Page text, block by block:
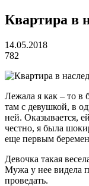
Квартира в
14.05.2018
782
Лежала я как – то в
там с девушкой, в
ней. Оказывается,
честно, я была
еще первым
Девочка такая
Мужа у нее видела
проведать.